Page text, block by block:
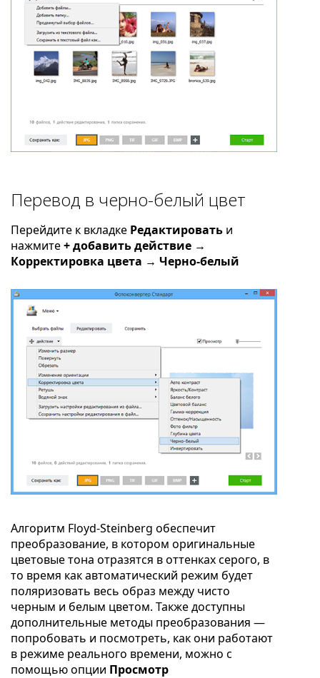
Перевод в черно-белый цвет
Перейдите к вкладке Редактировать и
нажмите+ добавить действие →
Корректировка цвета → Черно-белый
Алгоритм Floyd-Steinberg обеспечит
преобразование, в котором оригинальные
цветовые тона отразятся в оттенках серого, в
то время как автоматический режим будет
поляризовать весь образ между чисто
черным и белым цветом. Также доступны
дополнительные методы преобразования —
попробовать и посмотреть, как они работают
в режиме реального времени, можно с
помощью опции Просмотр